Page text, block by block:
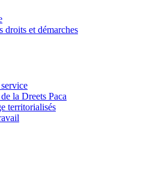
droits et démarches
la Dreets Paca
territorialisés